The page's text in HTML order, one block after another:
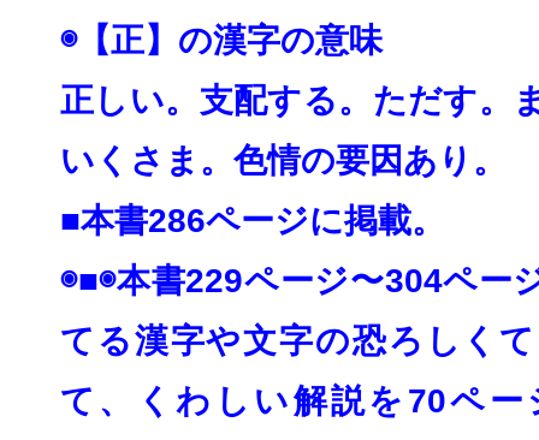
◉【正】の漢字の意味
正しい。支配する。ただす。
いくさま。色情の要因あり。
■本書286ページに掲載。
◉■◉本書229ページ〜304ペー
てる漢字や文字の恐ろしく
て、
くわしい解説を70ペ